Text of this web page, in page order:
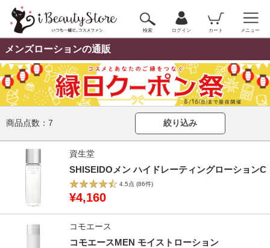
検索 ログイン カート メニュー
メンズローションの通販
商品点数： 7 絞り込み
資生堂
SHISEIDOメン ハイドレーティングローションC
4.5点 (86件)
¥4,160
コモエース
コモエースMEN モイストローション